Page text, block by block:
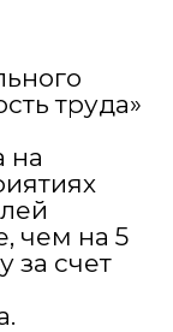
труда»
на
чем на 5
за счет